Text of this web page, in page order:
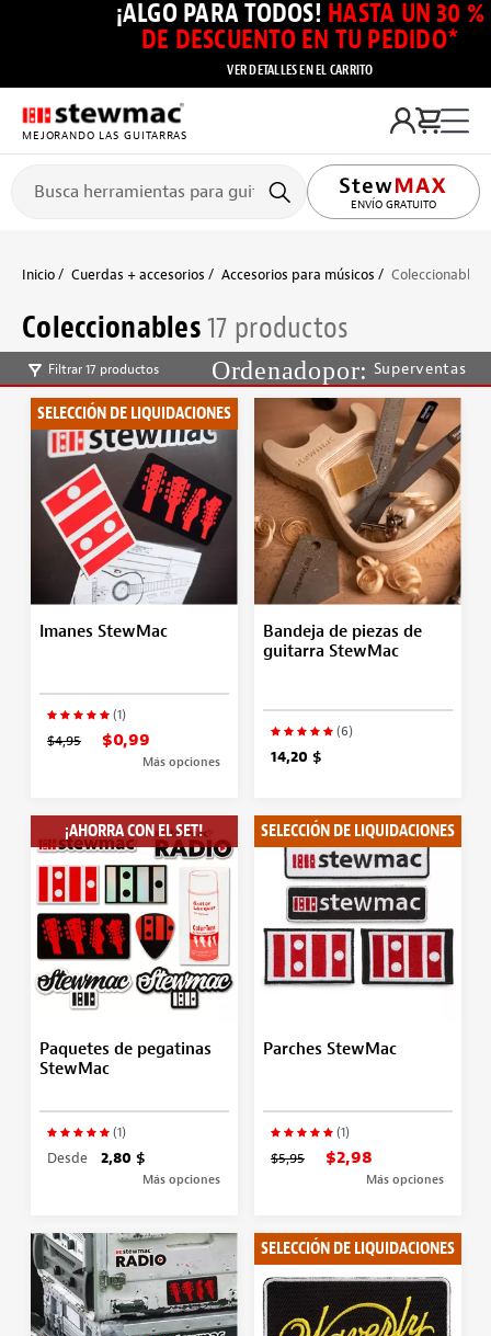
¡ALGO PARA TODOS! HASTA UN 30 %
DE DESCUENTO EN TU PEDIDO*
VER DETALLES EN EL CARRITO
MEJORANDO LAS GUITARRAS
ENVÍO GRATUITO
Inicio Cuerdas + accesorios Accesorios para músicos Coleccionables
Coleccionables17 productos
Filtrar 17 productos Superventas
SELECCIÓN DE LIQUIDACIONES
Imanes StewMac
(1)
$4,95 $0,99
Más opciones
Bandeja de piezas de
guitarra StewMac
(6)
14,20 $
¡AHORRA CON EL SET!
Paquetes de pegatinas
StewMac
(1)
Desde 2,80 $
Más opciones
SELECCIÓN DE LIQUIDACIONES
Parches StewMac
(1)
$5,95 $2,98
Más opciones
SELECCIÓN DE LIQUIDACIONES